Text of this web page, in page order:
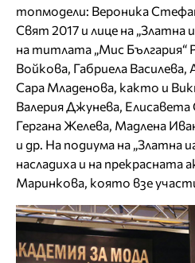
топмодели: Вероника
Свят 2017 и лице на „Златна
на титлата „Мис България“
Войкова, Габриела
Сара Младенова, както и
Валерия Джунева, Елисавета
Гергана Желева, Мадлена
и др. На подиума на „Златна
насладиха и на прекрасната
Маринкова, която взе